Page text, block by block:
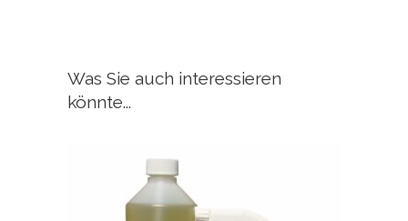
Was Sie auch interessieren
könnte...